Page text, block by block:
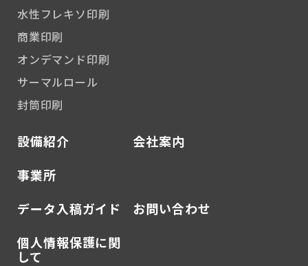
水性フレキソ印刷
商業印刷
オンデマンド印刷
サーマルロール
封筒印刷
設備紹介
会社案内
事業所
データ入稿ガイド
お問い合わせ
個人情報保護に関
して